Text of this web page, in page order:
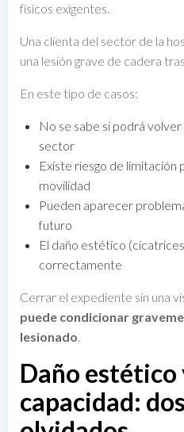
físicos exigentes.
Una clienta del sector de la
una lesión grave de cadera
En este tipo de casos:
No se sabe si podrá
sector
Existe riesgo de limitación
movilidad
Pueden aparecer
futuro
El daño estético
correctamente
Cerrar el expediente sin una
puede condicionar
lesionado.
Daño estético
capacidad: